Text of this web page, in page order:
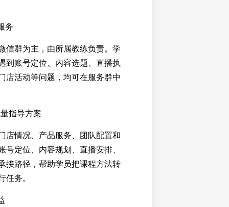
务
信群为主，由所属教练负责。学
到账号定位、内容选题、直播执
店活动等问题，均可在服务群中
指导方案
店情况、产品服务、团队配置和
号定位、内容规划、直播安排、
接路径，帮助学员把课程方法转
任务。